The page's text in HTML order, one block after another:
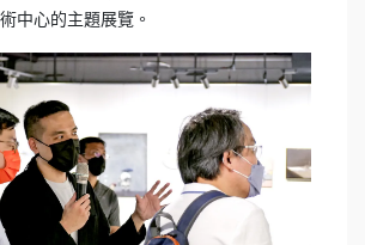
中心的主題展覽。